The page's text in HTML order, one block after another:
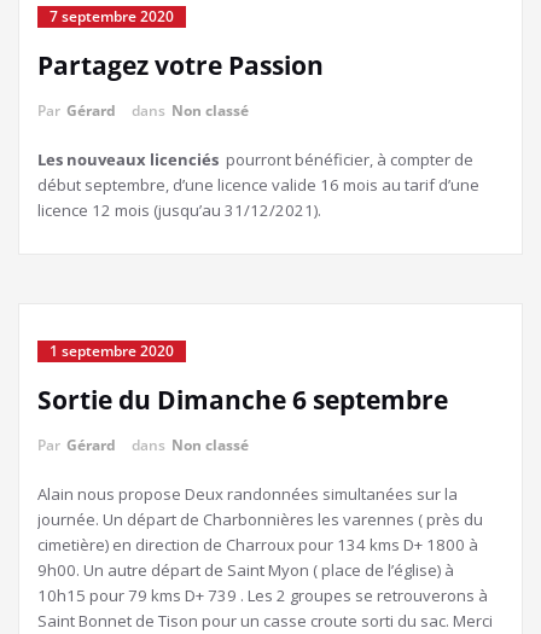
7 septembre 2020
Partagez votre Passion
Par Gérard dans Non classé
Les nouveaux licenciés pourront bénéficier, à compter de
début septembre, d’une licence valide 16 mois au tarif d’une
licence 12 mois (jusqu’au 31/12/2021).
1 septembre 2020
Sortie du Dimanche 6 septembre
Par Gérard dans Non classé
Alain nous propose Deux randonnées simultanées sur la
journée. Un départ de Charbonnières les varennes ( près du
cimetière) en direction de Charroux pour 134 kms D+ 1800 à
9h00. Un autre départ de Saint Myon ( place de l’église) à
10h15 pour 79 kms D+ 739 . Les 2 groupes se retrouverons à
Saint Bonnet de Tison pour un casse croute sorti du sac. Merci